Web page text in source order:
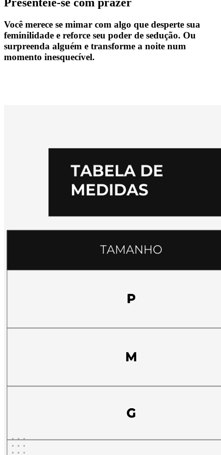
Você merece se mimar com algo que desperte sua
feminilidade e reforce seu poder de sedução. Ou
surpreenda alguém e transforme a noite num
momento inesquecível.